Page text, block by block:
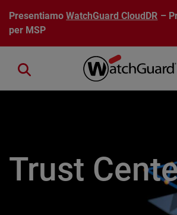
Salta al contenuto principale
PresentiamoWatchGuard CloudDR –
per MSP
Close search
Trust